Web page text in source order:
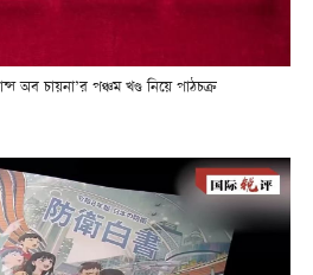
অব চায়না’র পঞ্চম খণ্ড নিয়ে পাঠচক্র